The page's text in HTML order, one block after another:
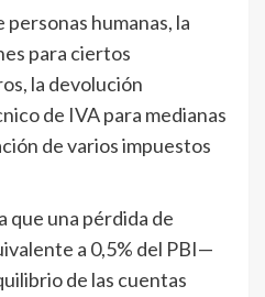
humanas, la
para ciertos
la devolución
de IVA para medianas
de varios impuestos
que una pérdida de
a 0,5% del PBI—
de las cuentas